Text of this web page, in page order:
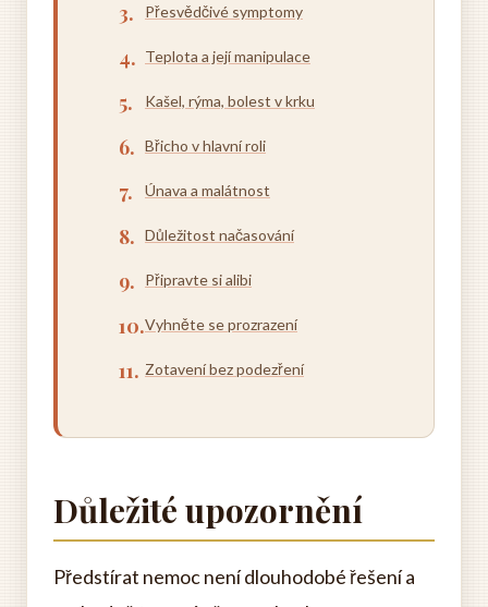
Přesvědčivé symptomy
Teplota a její manipulace
Kašel, rýma, bolest v krku
Břicho v hlavní roli
Únava a malátnost
Důležitost načasování
Připravte si alibi
Vyhněte se prozrazení
Zotavení bez podezření
Důležité upozornění
Předstírat nemoc není dlouhodobé řešení a